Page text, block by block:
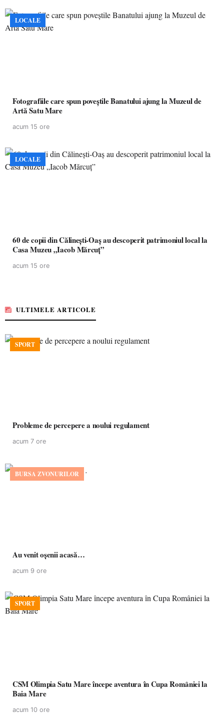
LOCALE
Fotografiile care spun poveștile Banatului ajung la Muzeul de
Artă Satu Mare
acum 15 ore
LOCALE
60 de copii din Călinești-Oaș au descoperit patrimoniul local la
Casa Muzeu „Iacob Mărcuț”
acum 15 ore
ULTIMELE ARTICOLE
SPORT
Probleme de percepere a noului regulament
acum 7 ore
BURSA ZVONURILOR
Au venit oșenii acasă…
acum 9 ore
SPORT
CSM Olimpia Satu Mare începe aventura în Cupa României la
Baia Mare
acum 10 ore